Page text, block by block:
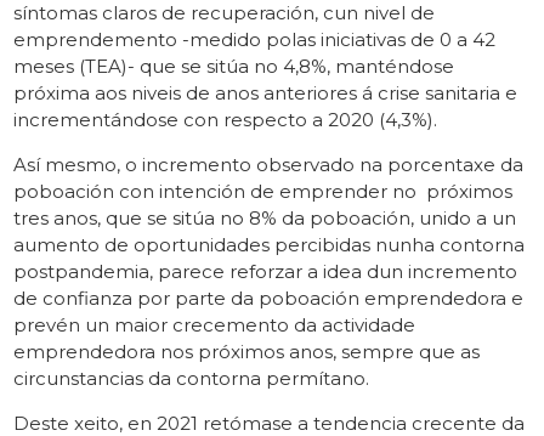
síntomas claros de recuperación, cun nivel de
emprendemento -medido polas iniciativas de 0 a 42
meses (TEA)- que se sitúa no 4,8%, manténdose
próxima aos niveis de anos anteriores á crise sanitaria e
incrementándose con respecto a 2020 (4,3%).
Así mesmo, o incremento observado na porcentaxe da
poboación con intención de emprender no próximos
tres anos, que se sitúa no 8% da poboación, unido a un
aumento de oportunidades percibidas nunha contorna
postpandemia, parece reforzar a idea dun incremento
de confianza por parte da poboación emprendedora e
prevén un maior crecemento da actividade
emprendedora nos próximos anos, sempre que as
circunstancias da contorna permítano.
Deste xeito, en 2021 retómase a tendencia crecente da